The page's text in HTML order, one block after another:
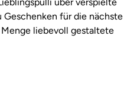
für die nächste
Menge liebevoll gestaltete